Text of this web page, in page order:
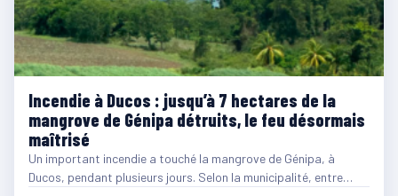
Incendie à Ducos : jusqu’à 7 hectares de la
mangrove de Génipa détruits, le feu désormais
maîtrisé
Un important incendie a touché la mangrove de Génipa, à
Ducos, pendant plusieurs jours. Selon la municipalité, entre…